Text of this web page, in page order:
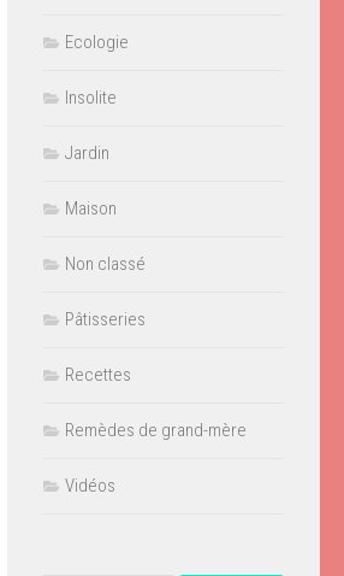
Ecologie
Insolite
Jardin
Maison
Non classé
Pâtisseries
Recettes
Remèdes de grand-mère
Vidéos